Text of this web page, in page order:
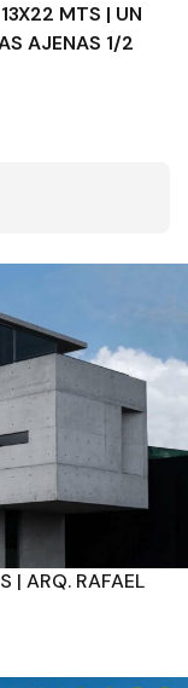
MTS | UN
AJENAS 1/2
| ARQ. RAFAEL